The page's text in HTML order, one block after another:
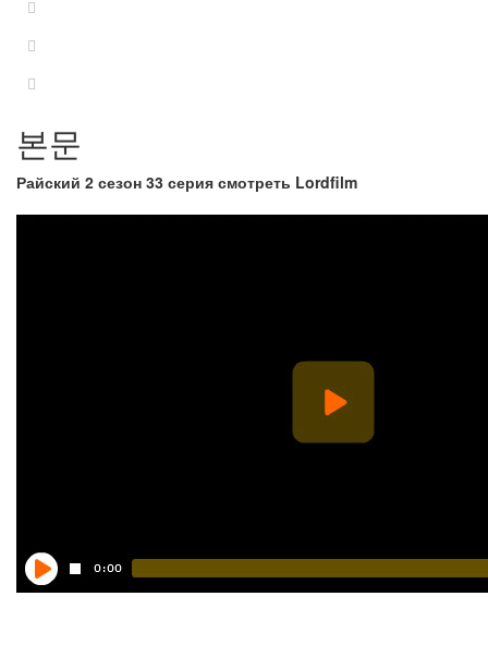
본문
Райский 2 сезон 33 серия смотреть Lordfilm